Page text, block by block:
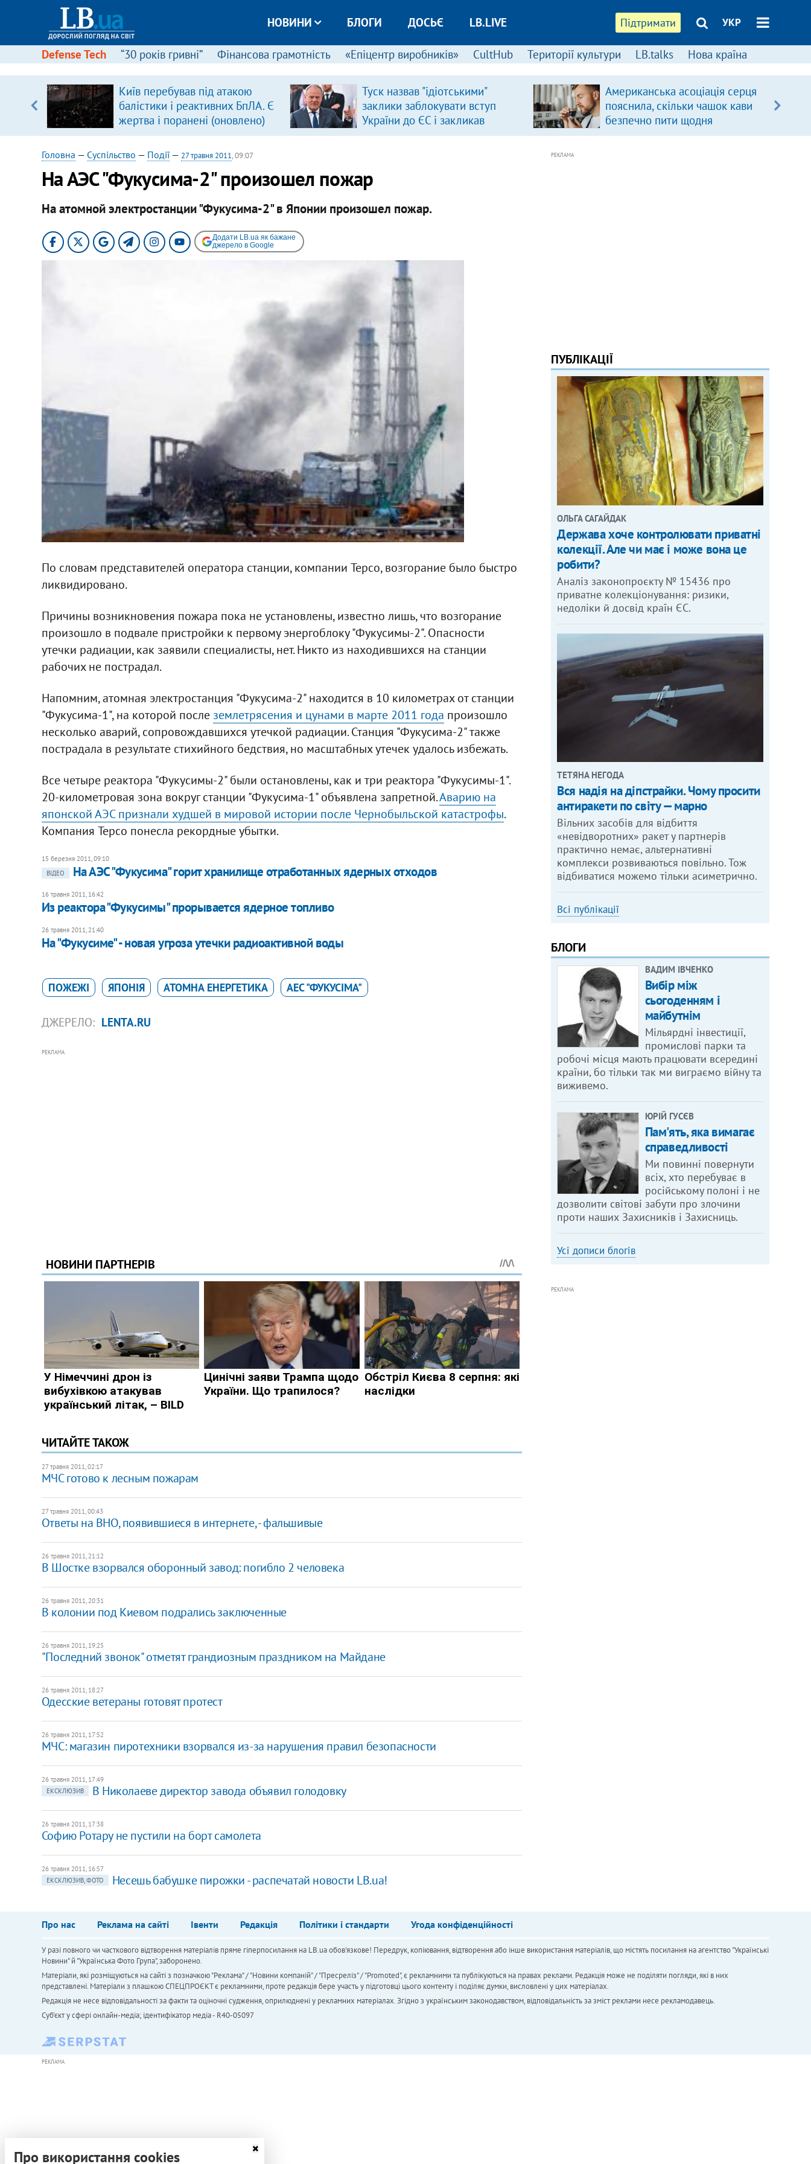
Підтримати УКР
НОВИНИ БЛОГИ ДОСЬЄ LB.LIVE
Defense Tech “30 років гривні” Фінансова грамотність «Епіцентр виробників» CultHub Території культури LB.talks Нова країна
Київ перебував під атакою
балістики і реактивних БпЛА. Є
жертва і поранені (оновлено)
Туск назвав "ідіотськими"
заклики заблокувати вступ
України до ЄС і закликав
припинити антиукраїнську
Американська асоціація серця
пояснила, скільки чашок кави
безпечно пити щодня
Головна — Суспільство — Події— 27 травня 2011, 09:07
На АЭС "Фукусима-2" произошел пожар
На атомной электростанции "Фукусима-2" в Японии произошел пожар.
Додати LB.ua як бажане
джерело в Google
По словам представителей оператора станции, компании Tepco, возгорание было быстро
ликвидировано.
Причины возникновения пожара пока не установлены, известно лишь, что возгорание
произошло в подвале пристройки к первому энергоблоку "Фукусимы-2". Опасности
утечки радиации, как заявили специалисты, нет. Никто из находившихся на станции
рабочих не пострадал.
Напомним, атомная электростанция "Фукусима-2" находится в 10 километрах от станции
"Фукусима-1", на которой после землетрясения и цунами в марте 2011 года произошло
несколько аварий, сопровождавшихся утечкой радиации. Станция "Фукусима-2" также
пострадала в результате стихийного бедствия, но масштабных утечек удалось избежать.
Все четыре реактора "Фукусимы-2" были остановлены, как и три реактора "Фукусимы-1".
20-километровая зона вокруг станции "Фукусима-1" объявлена запретной.Аварию на
японской АЭС признали худшей в мировой истории после Чернобыльской катастрофы.
Компания Tepco понесла рекордные убытки.
15 березня 2011, 09:10
ВІДЕО
На АЭС "Фукусима" горит хранилище отработанных ядерных отходов
16 травня 2011, 16:42
Из реактора "Фукусимы" прорывается ядерное топливо
26 травня 2011, 21:40
На "Фукусиме" - новая угроза утечки радиоактивной воды
ПОЖЕЖІ ЯПОНІЯ АТОМНА ЕНЕРГЕТИКА АЕС "ФУКУСІМА"
ДЖЕРЕЛО: LENTA.RU
РЕКЛАМА
ЧИТАЙТЕ ТАКОЖ
27 травня 2011, 02:17
МЧС готово к лесным пожарам
27 травня 2011, 00:43
Ответы на ВНО, появившиеся в интернете, - фальшивые
26 травня 2011, 21:12
В Шостке взорвался оборонный завод: погибло 2 человека
26 травня 2011, 20:31
В колонии под Киевом подрались заключенные
26 травня 2011, 19:25
"Последний звонок" отметят грандиозным праздником на Майдане
26 травня 2011, 18:27
Одесские ветераны готовят протест
26 травня 2011, 17:52
МЧС: магазин пиротехники взорвался из-за нарушения правил безопасности
26 травня 2011, 17:49
ЕКСКЛЮЗИВ
В Николаеве директор завода объявил голодовку
26 травня 2011, 17:38
Софию Ротару не пустили на борт самолета
26 травня 2011, 16:57
ЕКСКЛЮЗИВ, ФОТО
Несешь бабушке пирожки - распечатай новости LB.ua!
РЕКЛАМА
ПУБЛІКАЦІЇ
ОЛЬГА САГАЙДАК
Держава хоче контролювати приватні
колекції. Але чи має і може вона це
робити?
Аналіз законопроєкту № 15436 про
приватне колекціонування: ризики,
недоліки й досвід країн ЄС.
ТЕТЯНА НЕГОДА
Вся надія на діпстрайки. Чому просити
антиракети по світу — марно
Вільних засобів для відбиття
«невідворотних» ракет у партнерів
практично немає, альтернативні
комплекси розвиваються повільно. Тож
відбиватися можемо тільки асиметрично.
Всі публікації
БЛОГИ
ВАДИМ ІВЧЕНКО
Вибір між
сьогоденням і
майбутнім
Мільярдні інвестиції,
промислові парки та
робочі місця мають працювати всередині
країни, бо тільки так ми виграємо війну та
виживемо.
ЮРІЙ ГУСЄВ
Пам'ять, яка вимагає
справедливості
Ми повинні повернути
всіх, хто перебуває в
російському полоні і не
дозволити світові забути про злочини
проти наших Захисників і Захисниць.
Усі дописи блогів
РЕКЛАМА
Про нас Реклама на сайті Івенти Редакція Політики і стандарти Угода конфіденційності
У разі повного чи часткового відтворення матеріалів пряме гіперпосилання на LB.ua обов'язкове! Передрук, копіювання, відтворення або інше використання матеріалів, що містять посилання на агентство "Українськi
Новини" й "Українська Фото Група", заборонено.
Матеріали, які розміщуються на сайті з позначкою "Реклама" / "Новини компаній" / "Пресреліз" / "Promoted", є рекламними та публікуються на правах реклами. Редакція може не поділяти погляди, які в них
представлені. Матеріали з плашкою СПЕЦПРОЄКТ є рекламними, проте редакція бере участь у підготовці цього контенту і поділяє думки, висловлені у цих матеріалах.
Редакція не несе відповідальності за факти та оціночні судження, оприлюднені у рекламних матеріалах. Згідно з українським законодавством, відповідальність за зміст реклами несе рекламодавець.
Cуб'єкт у сфері онлайн-медіа; ідентифікатор медіа - R40-05097
РЕКЛАМА
Про використання cookies